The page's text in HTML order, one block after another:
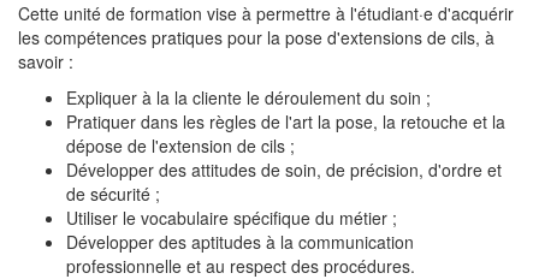
Cette unité de formation vise à permettre à l'étudiant·e d'acquérir
les compétences pratiques pour la pose d'extensions de cils, à
savoir :
Expliquer à la la cliente le déroulement du soin ;
Pratiquer dans les règles de l'art la pose, la retouche et la
dépose de l'extension de cils ;
Développer des attitudes de soin, de précision, d'ordre et
de sécurité ;
Utiliser le vocabulaire spécifique du métier ;
Développer des aptitudes à la communication
professionnelle et au respect des procédures.